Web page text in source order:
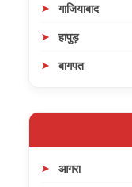
गाजियाबाद
हापुड़
बागपत
आगरा